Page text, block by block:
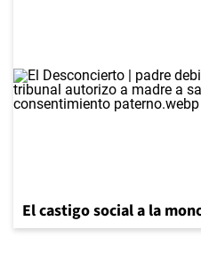
El castigo social a la